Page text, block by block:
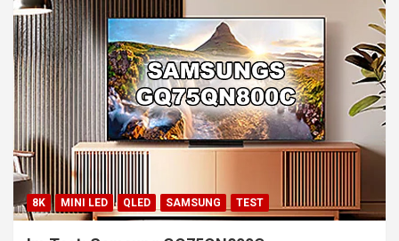
8K MINI LED QLED SAMSUNG TEST